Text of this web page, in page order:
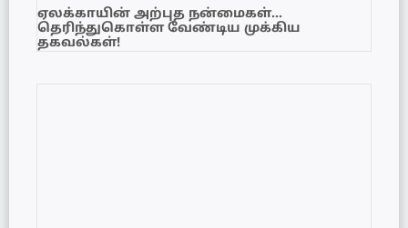
ஏலக்காயின் அற்புத நன்மைகள்…
தெரிந்துகொள்ள வேண்டிய முக்கிய
தகவல்கள்!